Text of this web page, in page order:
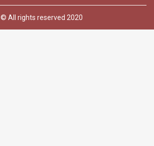
© All rights reserved 2020